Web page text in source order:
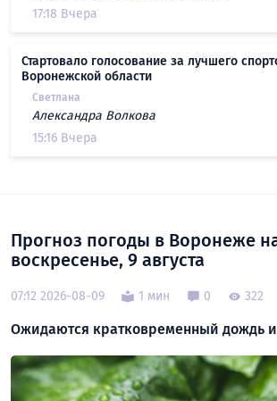
17:18 Вчера
Стартовало голосование за лучшего
Воронежской области
Светлана
Александра Волкова
15:16 Вчера
Прогноз погоды в Воронеже
воскресенье, 9 августа
07:12 2026-08-09 1 мин 0 322
Ожидаются кратковременный дождь и